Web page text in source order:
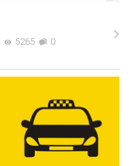
5265 0